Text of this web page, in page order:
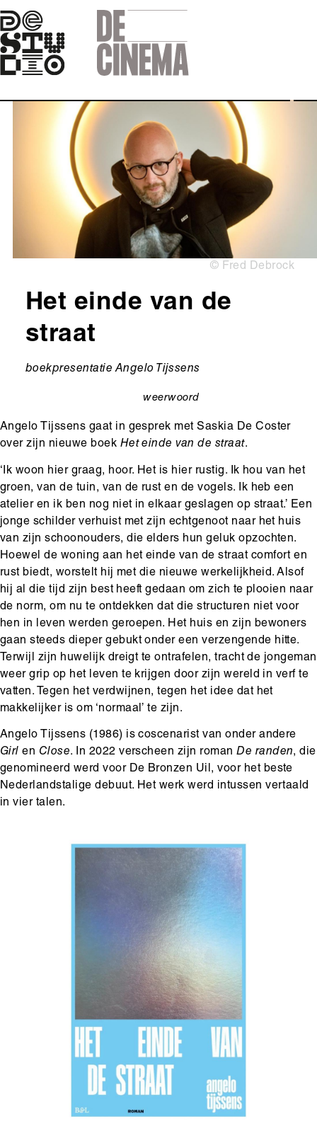
Skip
to
main
navigation
Het einde van de
straat
Ondertitel
boekpresentatie Angelo Tijssens
weerwoord
© Fred Debrock
Angelo Tijssens gaat in gesprek met Saskia De Coster
over zijn nieuwe boek Het einde van de straat.
‘Ik woon hier graag, hoor. Het is hier rustig. Ik hou van het
groen, van de tuin, van de rust en de vogels. Ik heb een
atelier en ik ben nog niet in elkaar geslagen op straat.’ Een
jonge schilder verhuist met zijn echtgenoot naar het huis
van zijn schoonouders, die elders hun geluk opzochten.
Hoewel de woning aan het einde van de straat comfort en
rust biedt, worstelt hij met die nieuwe werkelijkheid. Alsof
hij al die tijd zijn best heeft gedaan om zich te plooien naar
de norm, om nu te ontdekken dat die structuren niet voor
hen in leven werden geroepen. Het huis en zijn bewoners
gaan steeds dieper gebukt onder een verzengende hitte.
Terwijl zijn huwelijk dreigt te ontrafelen, tracht de jongeman
weer grip op het leven te krijgen door zijn wereld in verf te
vatten. Tegen het verdwijnen, tegen het idee dat het
makkelijker is om ‘normaal’ te zijn.
Angelo Tijssens (1986) is coscenarist van onder andere
Girl en Close. In 2022 verscheen zijn romanDe randen, die
genomineerd werd voor De Bronzen Uil, voor het beste
Nederlandstalige debuut. Het werk werd intussen vertaald
in vier talen.